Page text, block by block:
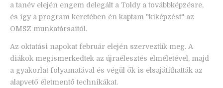
a tanév elején engem delegált a Toldy a továbbképzésre,
és így a program keretében én kaptam "kiképzést" az
OMSZ munkatársaitól.
Az oktatási napokat február elején szerveztük meg. A
diákok megismerkedtek az újraélesztés elméletével, majd
a gyakorlat folyamatával és végül ők is elsajátíthatták az
alapvető életmentő technikákat.